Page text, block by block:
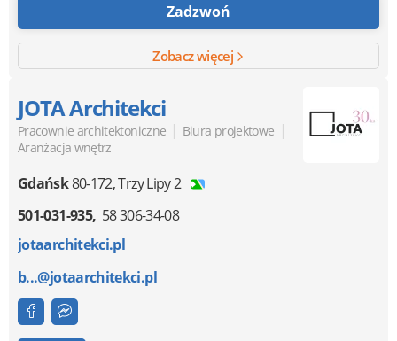
Zadzwoń
Zobacz więcej
JOTA Architekci
Pracownie architektoniczne | Biura projektowe |
Aranżacja wnętrz
Gdańsk80-172,Trzy Lipy 2
501-031-935 58 306-34-08
jotaarchitekci.pl
b...@jotaarchitekci.pl